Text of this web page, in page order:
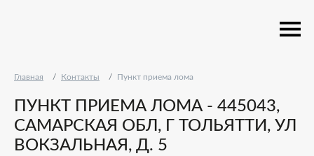
Главная Контакты Пункт приема лома
ПУНКТ ПРИЕМА ЛОМА - 445043,
САМАРСКАЯ ОБЛ, Г ТОЛЬЯТТИ, УЛ
ВОКЗАЛЬНАЯ, Д. 5